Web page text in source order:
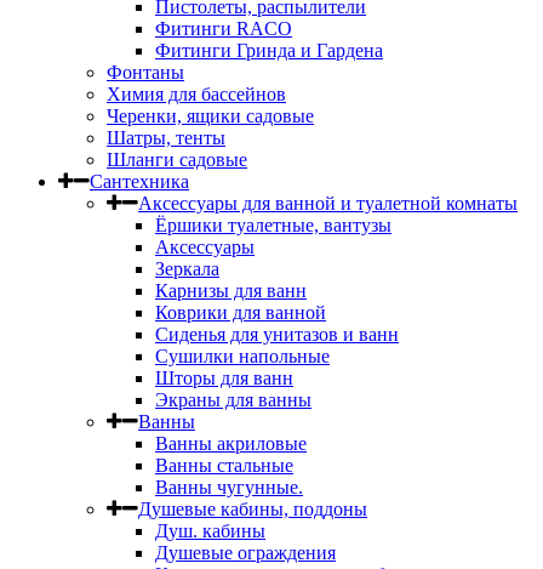
Пистолеты, распылители
Фитинги RACO
Фитинги Гринда и Гардена
Фонтаны
Химия для бассейнов
Черенки, ящики садовые
Шатры, тенты
Шланги садовые
Сантехника
Аксессуары для ванной и туалетной комнаты
Ёршики туалетные, вантузы
Аксессуары
Зеркала
Карнизы для ванн
Коврики для ванной
Сиденья для унитазов и ванн
Сушилки напольные
Шторы для ванн
Экраны для ванны
Ванны
Ванны акриловые
Ванны стальные
Ванны чугунные.
Душевые кабины, поддоны
Душ. кабины
Душевые ограждения